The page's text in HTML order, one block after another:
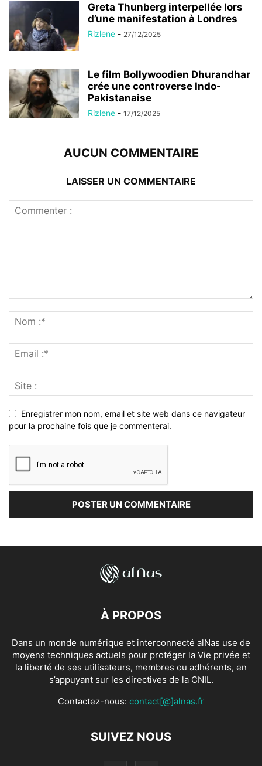
Greta Thunberg interpellée lors
d’une manifestation à Londres
Rizlene - 27/12/2025
Le film Bollywoodien Dhurandhar
crée une controverse Indo-
Pakistanaise
Rizlene - 17/12/2025
AUCUN COMMENTAIRE
LAISSER UN COMMENTAIRE
Enregistrer mon nom, email et site web dans ce navigateur
pour la prochaine fois que je commenterai.
À PROPOS
Dans un monde numérique et interconnecté alNas use de
moyens techniques actuels pour protéger la Vie privée et
la liberté de ses utilisateurs, membres ou adhérents, en
s’appuyant sur les directives de la CNIL.
Contactez-nous: contact[@]alnas.fr
SUIVEZ NOUS